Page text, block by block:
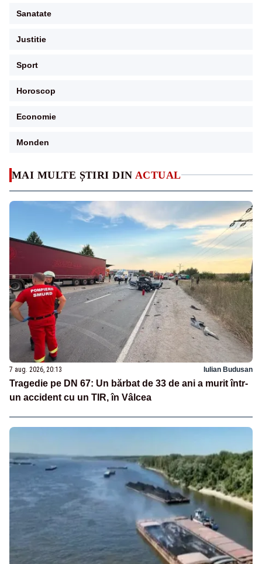
MAI MULTE ȘTIRI DIN ACTUAL
7 aug. 2026, 20:13 Iulian Budusan
Tragedie pe DN 67: Un bărbat de 33 de ani a murit într-
un accident cu un TIR, în Vâlcea
Sanatate
Justitie
Sport
Horoscop
Economie
Monden